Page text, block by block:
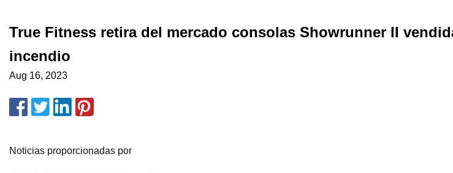
True Fitness retira del mercado consolas Showrunner II
incendio
Aug 16, 2023
Noticias proporcionadas por